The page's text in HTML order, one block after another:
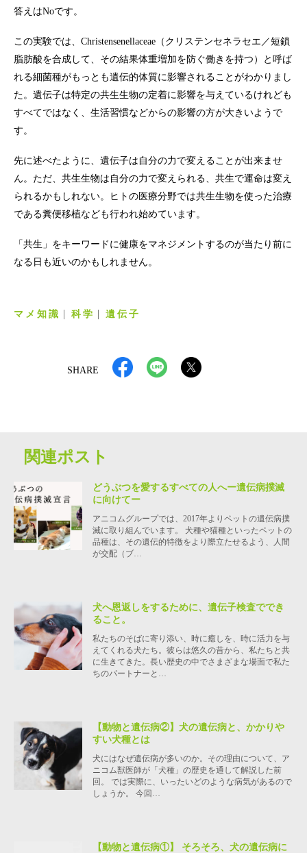
答えはNoです。
この実験では、Christensenellaceae（クリステンセネラセエ／短鎖
脂肪酸を合成して、その結果体重増加を防ぐ働きを持つ）と呼ば
れる細菌種がもっとも遺伝的体質に影響されることがわかりまし
た。遺伝子は特定の共生生物の定着に影響を与えているけれども
すべてではなく、生活習慣などからの影響の方が大きいようで
す。
先に述べたように、遺伝子は自分の力で変えることが出来ませ
ん。ただ、共生生物は自分の力で変えられる、共生で運命は変え
られるかもしれない。ヒトの医療分野では共生生物を使った治療
である糞便移植なども行われ始めています。
「共生」をキーワードに健康をマネジメントするのが当たり前に
なる日も近いのかもしれません。
マメ知識 科学 遺伝子
SHARE
関連ポスト
どうぶつを愛するすべての人へー遺伝病撲滅
に向けてー
アニコムグループでは、2017年よりペットの遺伝病撲
滅に取り組んでいます。 犬種や猫種といったペットの
品種は、その遺伝的特徴をより際立たせるよう、人間
が交配（ブ…
犬へ恩返しをするために、遺伝子検査ででき
ること。
私たちのそばに寄り添い、時に癒しを、時に活力を与
えてくれる犬たち。彼らは悠久の昔から、私たちと共
に生きてきた。長い歴史の中でさまざまな場面で私た
ちのパートナーと…
【動物と遺伝病②】犬の遺伝病と、かかりや
すい犬種とは
犬にはなぜ遺伝病が多いのか。その理由について、ア
ニコム獣医師が「犬種」の歴史を通して解説した前
回。 では実際に、いったいどのような病気があるので
しょうか。 今回…
【動物と遺伝病①】 そろそろ、犬の遺伝病に